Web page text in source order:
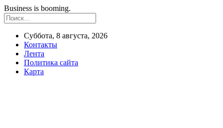
Business is booming.
Суббота, 8 августа, 2026
Контакты
Лента
Политика сайта
Карта